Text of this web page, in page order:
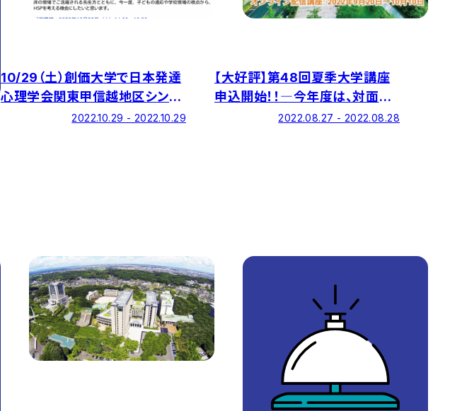
10/29（土）創価大学で日本発達
心理学会関東甲信越地区シンポ
ジウムが開催2022.10.29 - 2022.10.29
【大好評】第48回夏季大学講座
申込開始！！―今年度は、対面講
座とオンライン配信講座を実施！
2022.08.27 - 2022.08.28